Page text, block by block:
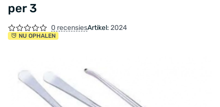
per 3
0 recensiesArtikel: 2024
NU OPHALEN